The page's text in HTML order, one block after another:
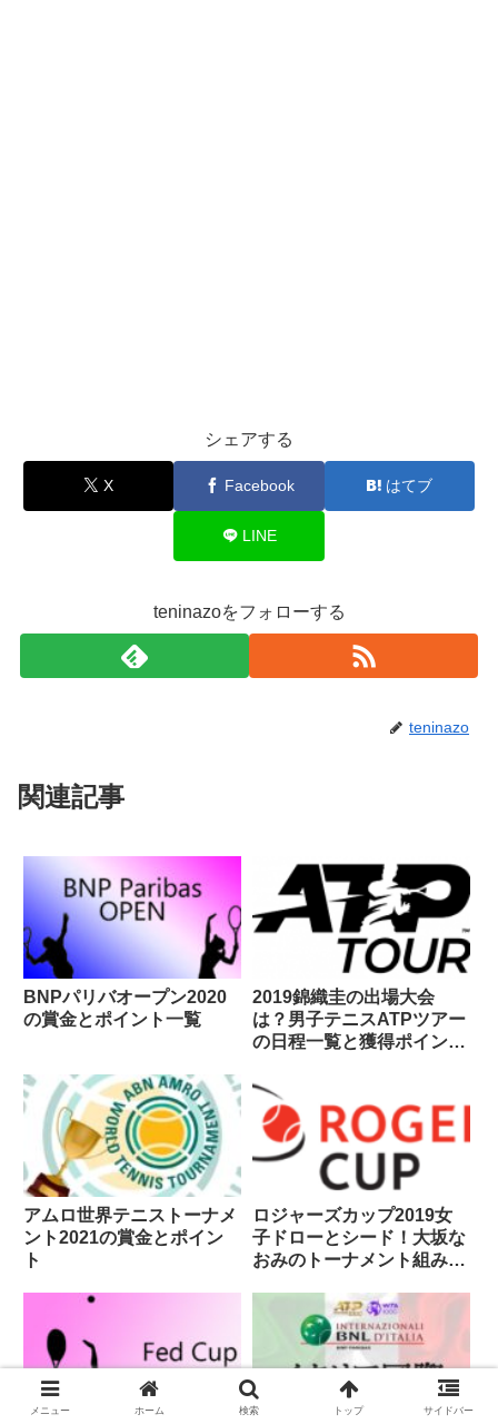
シェアする
X Facebook はてブ
LINE
teninazoをフォローする
teninazo
関連記事
BNPパリバオープン2020
の賞金とポイント一覧
2019錦織圭の出場大会
は？男子テニスATPツアー
の日程一覧と獲得ポイント
アムロ世界テニストーナメ
ント2021の賞金とポイン
ト
ロジャーズカップ2019女
子ドローとシード！大坂な
おみのトーナメント組み合
メニュー ホーム 検索 トップ サイドバー